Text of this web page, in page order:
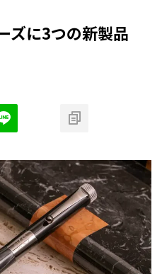
ズに3つの新製品